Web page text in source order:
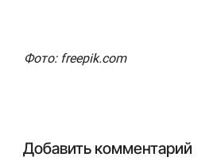
Фото: freepik.com
Добавить комментарий